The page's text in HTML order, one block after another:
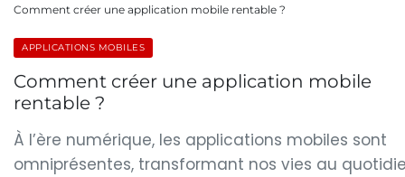
Comment créer une application mobile rentable ?
APPLICATIONS MOBILES
Comment créer une application mobile
rentable ?
À l’ère numérique, les applications mobiles sont
omniprésentes, transformant nos vies au